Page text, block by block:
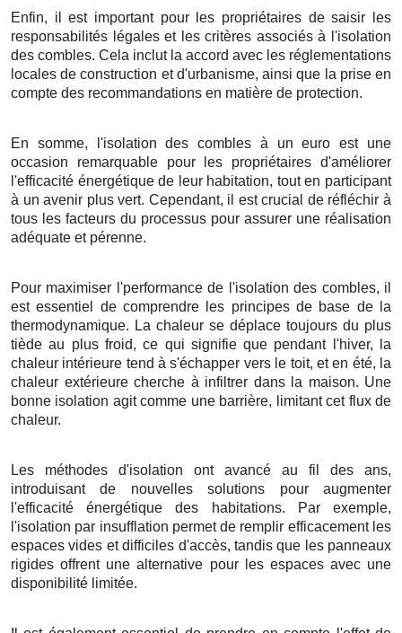
Enfin, il est important pour les propriétaires de saisir les
responsabilités légales et les critères associés à l'isolation
des combles. Cela inclut la accord avec les réglementations
locales de construction et d'urbanisme, ainsi que la prise en
compte des recommandations en matière de protection.
En somme, l'isolation des combles à un euro est une
occasion remarquable pour les propriétaires d'améliorer
l'efficacité énergétique de leur habitation, tout en participant
à un avenir plus vert. Cependant, il est crucial de réfléchir à
tous les facteurs du processus pour assurer une réalisation
adéquate et pérenne.
Pour maximiser l'performance de l'isolation des combles, il
est essentiel de comprendre les principes de base de la
thermodynamique. La chaleur se déplace toujours du plus
tiède au plus froid, ce qui signifie que pendant l'hiver, la
chaleur intérieure tend à s'échapper vers le toit, et en été, la
chaleur extérieure cherche à infiltrer dans la maison. Une
bonne isolation agit comme une barrière, limitant cet flux de
chaleur.
Les méthodes d'isolation ont avancé au fil des ans,
introduisant de nouvelles solutions pour augmenter
l'efficacité énergétique des habitations. Par exemple,
l'isolation par insufflation permet de remplir efficacement les
espaces vides et difficiles d'accès, tandis que les panneaux
rigides offrent une alternative pour les espaces avec une
disponibilité limitée.